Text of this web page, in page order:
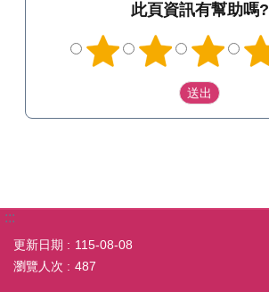
此頁資訊有幫助嗎?
:::
更新日期
115-08-08
瀏覽人次
487